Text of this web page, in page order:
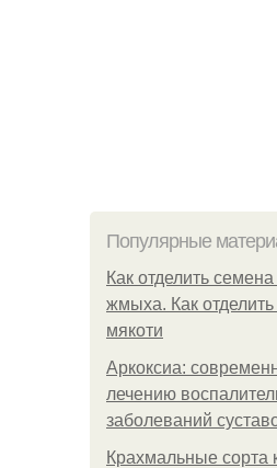
Популярные
Как отделить
жмыха. Как
мякоти
Аркоксиа:
лечению
заболеваний
Крахмальные сорта